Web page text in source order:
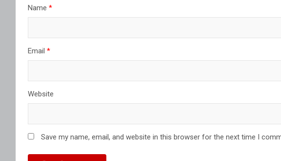
Name *
Email *
Website
Save my name, email, and website in this browser for the next time I